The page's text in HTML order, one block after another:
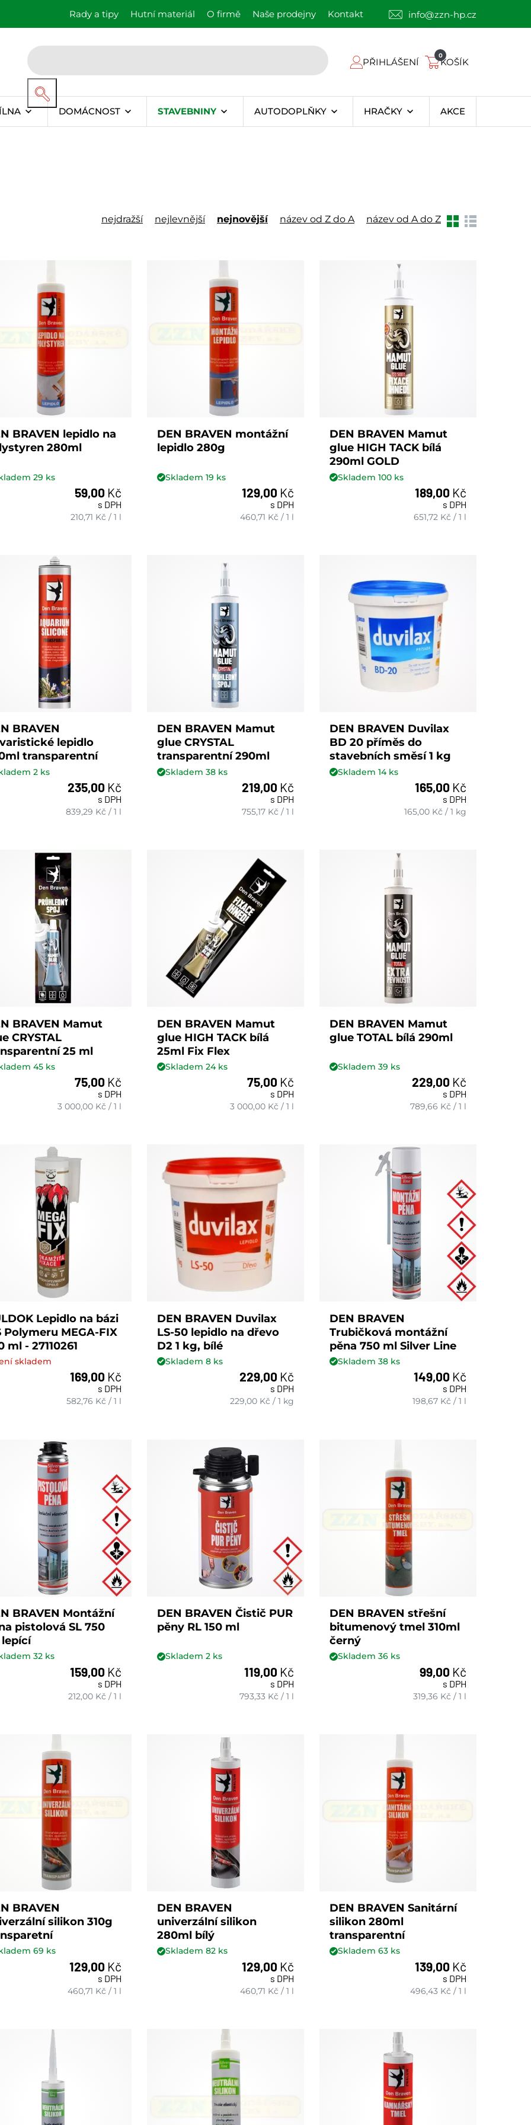
Rady a tipy Hutní materiál O firmě Naše prodejny Kontakt info@zzn-hp.cz
PŘIHLÁŠENÍ
0
KOŠÍK
DOMÁCNOST STAVEBNINY AUTODOPLŇKY HRAČKY AKCE
nejdražší nejlevnější nejnovější název od Z do A název od A do Z
BRAVEN lepidlo na
280ml
29 ks
59,00 Kč
s DPH
210,71 Kč /1 l
DEN BRAVEN montážní
lepidlo 280g
Skladem19 ks
129,00 Kč
s DPH
460,71 Kč / 1 l
DEN BRAVEN Mamut
glue HIGH TACK bílá
290ml GOLD
Skladem100 ks
189,00 Kč
s DPH
651,72 Kč / 1 l
BRAVEN
lepidlo
transparentní
2 ks
235,00 Kč
s DPH
839,29 Kč /1 l
DEN BRAVEN Mamut
glue CRYSTAL
transparentní 290ml
Skladem38 ks
219,00 Kč
s DPH
755,17 Kč / 1 l
DEN BRAVEN Duvilax
BD 20 příměs do
stavebních směsí 1 kg
Skladem14ks
165,00 Kč
s DPH
165,00 Kč / 1 kg
BRAVEN Mamut
CRYSTAL
25 ml
45 ks
75,00 Kč
s DPH
3 000,00 Kč /1 l
DEN BRAVEN Mamut
glue HIGH TACK bílá
25ml Fix Flex
Skladem24ks
75,00 Kč
s DPH
3 000,00 Kč / 1 l
DEN BRAVEN Mamut
glue TOTAL bílá 290ml
Skladem39 ks
229,00 Kč
s DPH
789,66 Kč / 1 l
Lepidlo na bázi
Polymeru MEGA-FIX
ml - 27110261
skladem
169,00 Kč
s DPH
582,76 Kč /1 l
DEN BRAVEN Duvilax
LS-50 lepidlo na dřevo
D2 1 kg, bílé
Skladem8 ks
229,00 Kč
s DPH
229,00 Kč / 1 kg
DEN BRAVEN
Trubičková montážní
pěna 750 ml Silver Line
Skladem38 ks
149,00 Kč
s DPH
198,67 Kč / 1 l
BRAVEN Montážní
pistolová SL 750
32 ks
159,00 Kč
s DPH
212,00 Kč /1 l
DEN BRAVEN Čistič PUR
pěny RL 150 ml
Skladem2 ks
119,00 Kč
s DPH
793,33 Kč / 1 l
DEN BRAVEN střešní
bitumenový tmel 310ml
černý
Skladem36 ks
99,00 Kč
s DPH
319,36 Kč / 1 l
BRAVEN
silikon 310g
69 ks
129,00 Kč
s DPH
460,71 Kč /1 l
DEN BRAVEN
univerzální silikon
280ml bílý
Skladem82 ks
129,00 Kč
s DPH
460,71 Kč / 1 l
DEN BRAVEN Sanitární
silikon 280ml
transparentní
Skladem63 ks
139,00 Kč
s DPH
496,43 Kč / 1 l